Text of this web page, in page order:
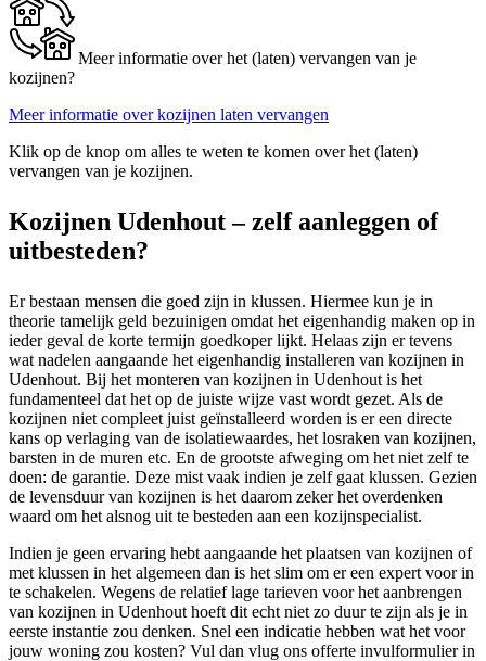
Meer informatie over het (laten) vervangen van je
kozijnen?
Meer informatie over kozijnen laten vervangen
Klik op de knop om alles te weten te komen over het (laten)
vervangen van je kozijnen.
Kozijnen Udenhout – zelf aanleggen of
uitbesteden?
Er bestaan mensen die goed zijn in klussen. Hiermee kun je in
theorie tamelijk geld bezuinigen omdat het eigenhandig maken op in
ieder geval de korte termijn goedkoper lijkt. Helaas zijn er tevens
wat nadelen aangaande het eigenhandig installeren van kozijnen in
Udenhout. Bij het monteren van kozijnen in Udenhout is het
fundamenteel dat het op de juiste wijze vast wordt gezet. Als de
kozijnen niet compleet juist geïnstalleerd worden is er een directe
kans op verlaging van de isolatiewaardes, het losraken van kozijnen,
barsten in de muren etc. En de grootste afweging om het niet zelf te
doen: de garantie. Deze mist vaak indien je zelf gaat klussen. Gezien
de levensduur van kozijnen is het daarom zeker het overdenken
waard om het alsnog uit te besteden aan een kozijnspecialist.
Indien je geen ervaring hebt aangaande het plaatsen van kozijnen of
met klussen in het algemeen dan is het slim om er een expert voor in
te schakelen. Wegens de relatief lage tarieven voor het aanbrengen
van kozijnen in Udenhout hoeft dit echt niet zo duur te zijn als je in
eerste instantie zou denken. Snel een indicatie hebben wat het voor
jouw woning zou kosten? Vul dan vlug ons offerte invulformulier in